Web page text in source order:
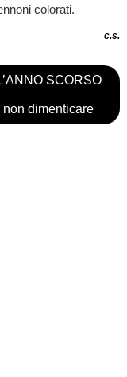
colorati.
c.s.
SCORSO
dimenticare